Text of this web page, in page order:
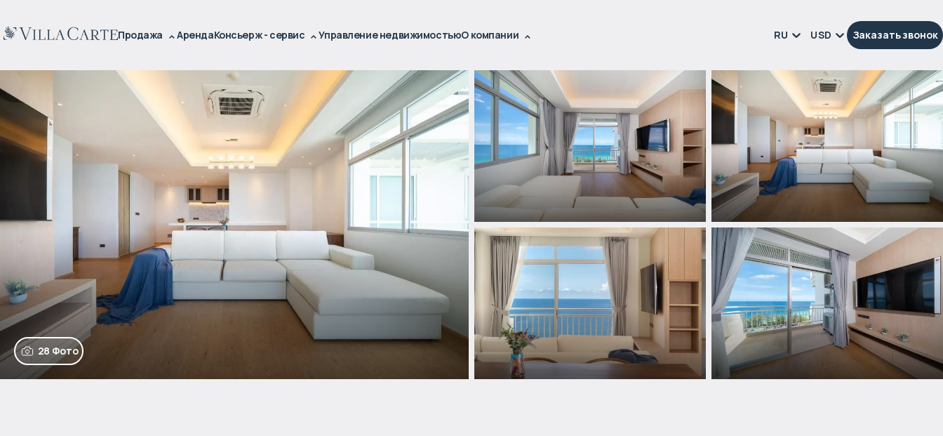
Продажа АрендаКонсьерж - сервис Управление недвижимостьюО компании RU USD Заказать звонок
28 Фото